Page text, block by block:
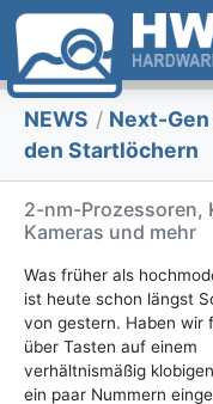
NEWS / Next-
den Startlöchern
2-nm-Prozessoren,
Kameras und mehr
Was früher als
ist heute schon längst
von gestern. Haben wir
über Tasten auf einem
verhältnismäßig
ein paar Nummern